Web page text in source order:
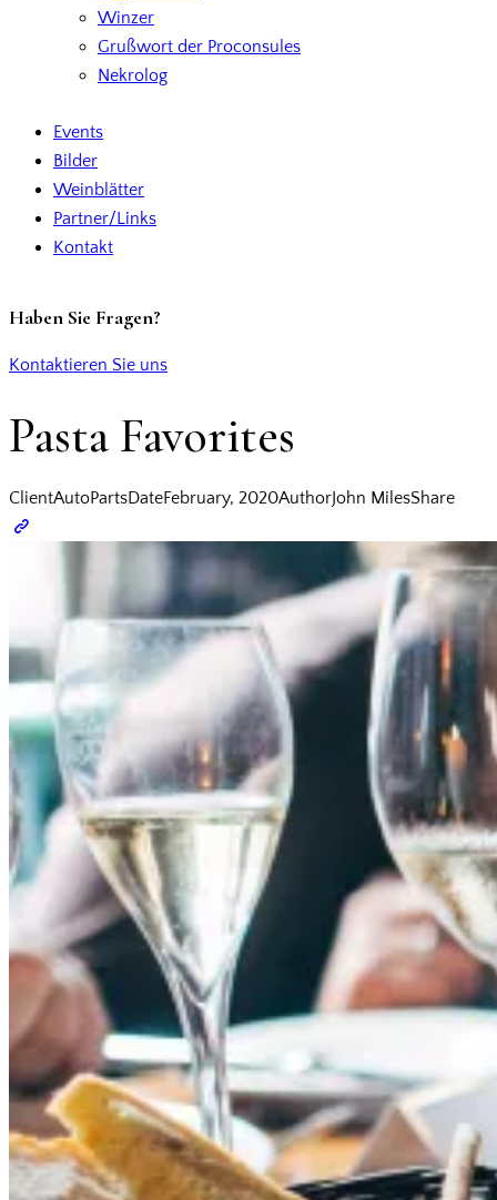
Winzer
Grußwort der Proconsules
Nekrolog
Events
Bilder
Weinblätter
Partner/Links
Kontakt
Haben Sie Fragen?
Kontaktieren Sie uns
Pasta Favorites
ClientAutoPartsDateFebruary, 2020AuthorJohn MilesShare